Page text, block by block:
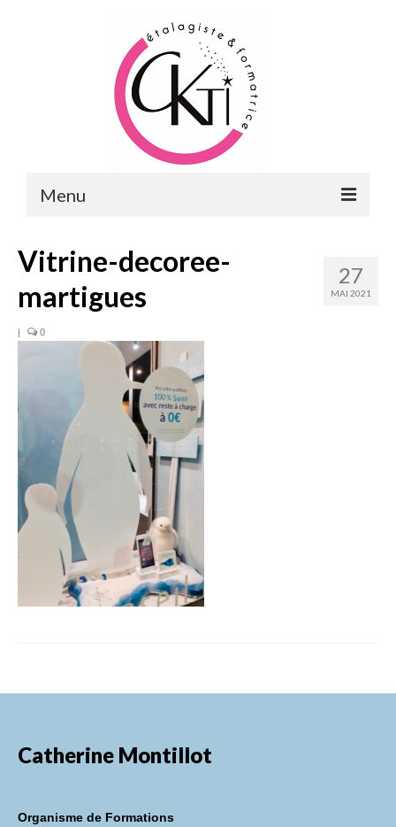
Menu
FORMATIONS DU POINT DE VENTE
MERCHANDISING & VITRINES
FORMATIONS RH
FORMATIONS DE FORMATEURS
CONSEILS & PRESTATIONS
REALISATIONS
CONTACT
27
MAI 2021
Vitrine-decoree-
martigues
| 0
Catherine Montillot
Organisme de Formations